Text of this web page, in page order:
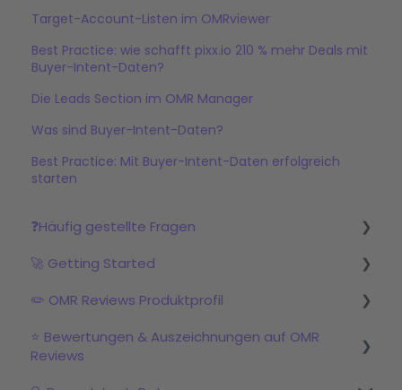
Target-Account-Listen im OMRviewer
Best Practice: wie schafft pixx.io 210 % mehr Deals mit
Buyer-Intent-Daten?
Die Leads Section im OMR Manager
Was sind Buyer-Intent-Daten?
Best Practice: Mit Buyer-Intent-Daten erfolgreich
starten
❓Häufig gestellte Fragen
Was ist OMR Reviews?
Welche Pakete & Services werden angeboten?
OMR Reviews Produktprofil
🚀 Getting Started
Schritt 1: Profil einrichten im OMR Manager
Schritt 2: Bewertungskampagne starten
✏️ OMR Reviews Produktprofil
Logo & Produkttexte
⭐ Bewertungen & Auszeichnungen auf OMR
Reviews